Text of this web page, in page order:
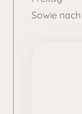
Sowie